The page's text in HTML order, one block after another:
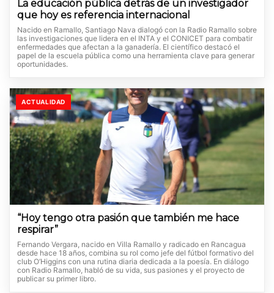
La educación pública detrás de un investigador
que hoy es referencia internacional
Nacido en Ramallo, Santiago Nava dialogó con la Radio Ramallo sobre
las investigaciones que lidera en el INTA y el CONICET para combatir
enfermedades que afectan a la ganadería. El científico destacó el
papel de la escuela pública como una herramienta clave para generar
oportunidades.
ACTUALIDAD
“Hoy tengo otra pasión que también me hace
respirar”
Fernando Vergara, nacido en Villa Ramallo y radicado en Rancagua
desde hace 18 años, combina su rol como jefe del fútbol formativo del
club O’Higgins con una rutina diaria dedicada a la poesía. En diálogo
con Radio Ramallo, habló de su vida, sus pasiones y el proyecto de
publicar su primer libro.